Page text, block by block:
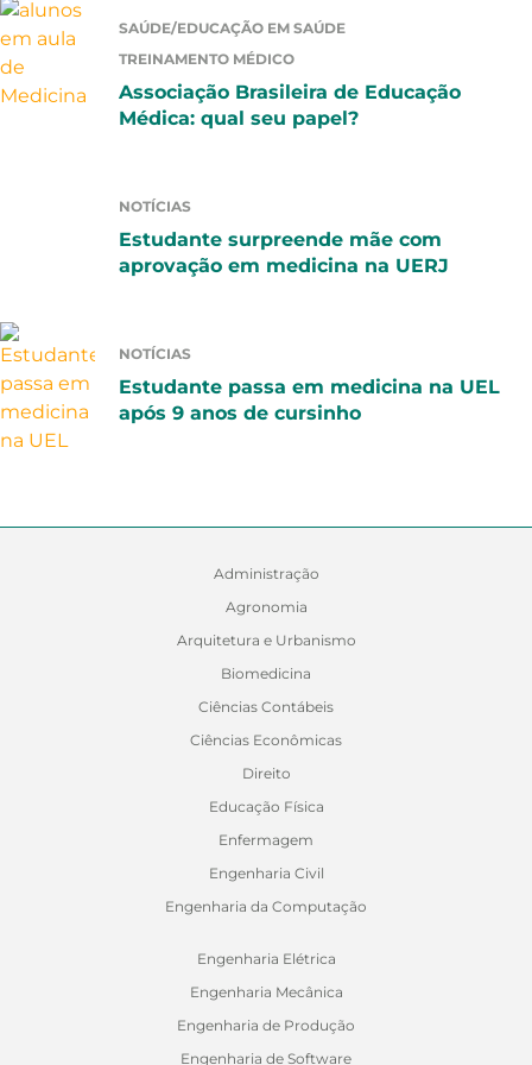
SAÚDE/EDUCAÇÃO EM SAÚDE
TREINAMENTO MÉDICO
Associação Brasileira de Educação
Médica: qual seu papel?
NOTÍCIAS
Estudante surpreende mãe com
aprovação em medicina na UERJ
NOTÍCIAS
Estudante passa em medicina na UEL
após 9 anos de cursinho
Administração
Agronomia
Arquitetura e Urbanismo
Biomedicina
Ciências Contábeis
Ciências Econômicas
Direito
Educação Física
Enfermagem
Engenharia Civil
Engenharia da Computação
Engenharia Elétrica
Engenharia Mecânica
Engenharia de Produção
Engenharia de Software